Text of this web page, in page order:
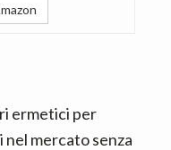
ermetici per
mercato senza